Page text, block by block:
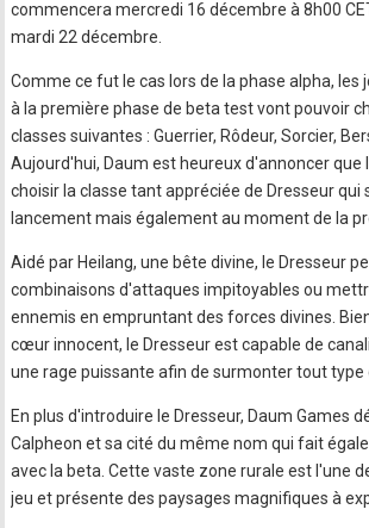
commencera mercredi 16 décembre à 8h00
mardi 22 décembre.
Comme ce fut le cas lors de la phase alpha, les
à la première phase de beta test vont pouvoir
classes suivantes : Guerrier, Rôdeur, Sorcier,
Aujourd'hui, Daum est heureux d'annoncer que
choisir la classe tant appréciée de Dresseur qui
lancement mais également au moment de la
Aidé par Heilang, une bête divine, le Dresseur
combinaisons d'attaques impitoyables ou
ennemis en empruntant des forces divines.
cœur innocent, le Dresseur est capable de
une rage puissante afin de surmonter tout type
En plus d'introduire le Dresseur, Daum Games
Calpheon et sa cité du même nom qui fait
avec la beta. Cette vaste zone rurale est l'une
jeu et présente des paysages magnifiques à